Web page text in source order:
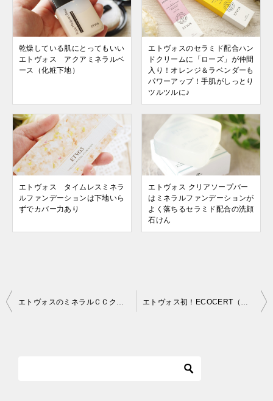
乾燥している肌にとってもいい
エトヴォス アクアミネラルベ
ース（化粧下地）
エトヴォスのセラミド配合ハン
ドクリームに「ローズ」が仲間
入り！オレンジ＆ラベンダーも
パワーアップ！手肌がしっとり
ツルツルに♪
エトヴォス タイムレスミネラ
ルファンデーションは下地いら
ずでカバー力あり
エトヴォス クリアソープバー
はミネラルファンデーションが
よく落ちるセラミド配合の洗顔
石けん
投